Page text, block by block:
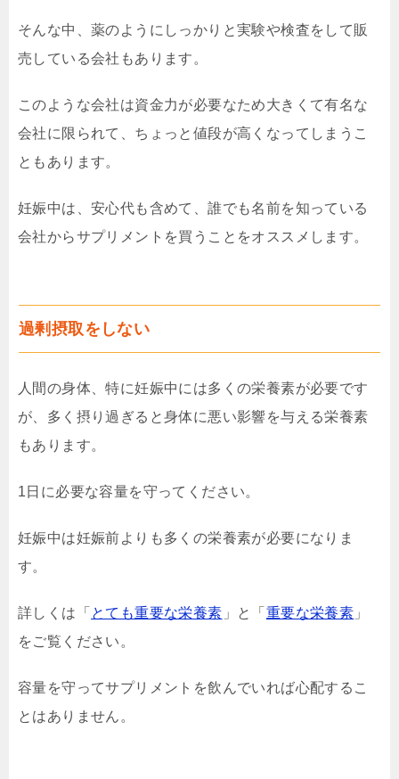
そんな中、薬のようにしっかりと実験や検査をして販
売している会社もあります。
このような会社は資金力が必要なため大きくて有名な
会社に限られて、ちょっと値段が高くなってしまうこ
ともあります。
妊娠中は、安心代も含めて、誰でも名前を知っている
会社からサプリメントを買うことをオススメします。
過剰摂取をしない
人間の身体、特に妊娠中には多くの栄養素が必要です
が、多く摂り過ぎると身体に悪い影響を与える栄養素
もあります。
1日に必要な容量を守ってください。
妊娠中は妊娠前よりも多くの栄養素が必要になりま
す。
詳しくは「 とても重要な栄養素 」と「 重要な栄養素 」
をご覧ください。
容量を守ってサプリメントを飲んでいれば心配するこ
とはありません。